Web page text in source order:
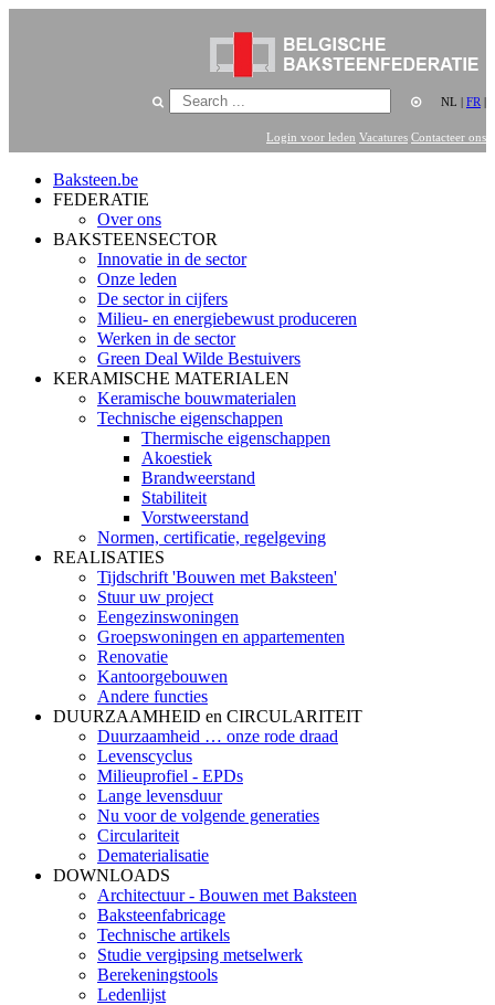
NL | FR |
Login voor leden Vacatures Contacteer ons
Baksteen.be
FEDERATIE
Over ons
BAKSTEENSECTOR
Innovatie in de sector
Onze leden
De sector in cijfers
Milieu- en energiebewust produceren
Werken in de sector
Green Deal Wilde Bestuivers
KERAMISCHE MATERIALEN
Keramische bouwmaterialen
Technische eigenschappen
Thermische eigenschappen
Akoestiek
Brandweerstand
Stabiliteit
Vorstweerstand
Normen, certificatie, regelgeving
REALISATIES
Tijdschrift 'Bouwen met Baksteen'
Stuur uw project
Eengezinswoningen
Groepswoningen en appartementen
Renovatie
Kantoorgebouwen
Andere functies
DUURZAAMHEID en CIRCULARITEIT
Duurzaamheid … onze rode draad
Levenscyclus
Milieuprofiel - EPDs
Lange levensduur
Nu voor de volgende generaties
Circulariteit
Dematerialisatie
DOWNLOADS
Architectuur - Bouwen met Baksteen
Baksteenfabricage
Technische artikels
Studie vergipsing metselwerk
Berekeningstools
Ledenlijst